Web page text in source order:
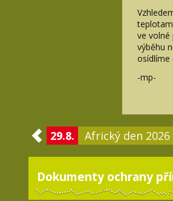
ve volné
výběhu
osídlíme
-mp-
29.8. Africký den 2026
Dokumenty ochrany